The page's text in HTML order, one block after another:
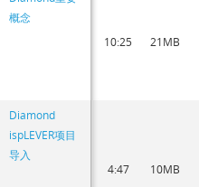
概念
10:25
21MB
Diamond
ispLEVER项目
导入
4:47
10MB